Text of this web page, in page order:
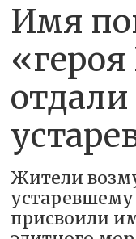
Имя
Жители
присвоили